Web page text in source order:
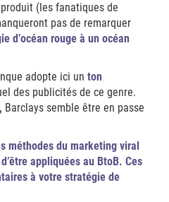
(les fanatiques de
pas de remarquer
d’océan rouge à un océan
adopte ici un ton
des publicités de ce genre.
Barclays semble être en passe
méthodes du marketing viral
appliquées au BtoB. Ces
à votre stratégie de